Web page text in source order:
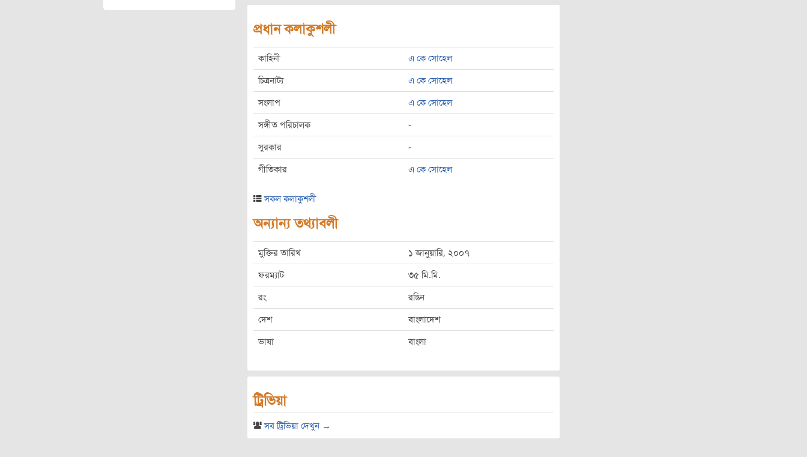
প্রধান কলাকুশলী
কাহিনী এ কে সোহেল
চিত্রনাট্য এ কে সোহেল
সংলাপ এ কে সোহেল
সঙ্গীত পরিচালক -
সুরকার -
গীতিকার এ কে সোহেল
সকল কলাকুশলী
অন্যান্য তথ্যাবলী
মুক্তির তারিখ ১ জানুয়ারি, ২০০৭
ফরম্যাট ৩৫ মি.মি.
রং রঙিন
দেশ বাংলাদেশ
ভাষা বাংলা
ট্রিভিয়া
সব ট্রিভিয়া দেখুন →